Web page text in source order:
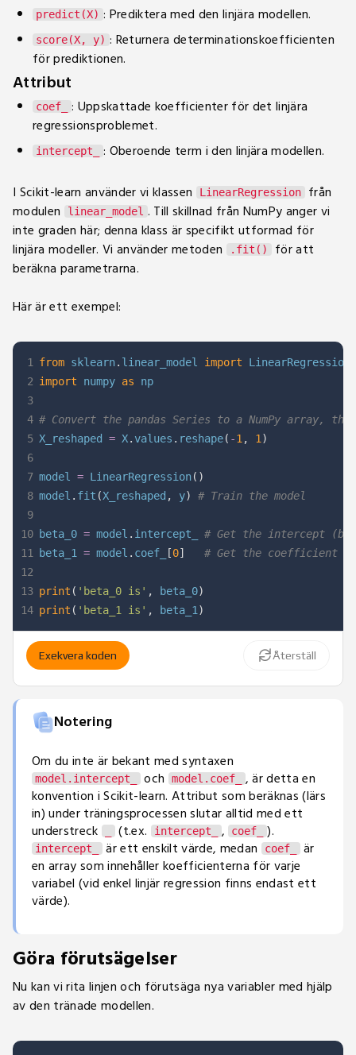
predict(X) : Prediktera med den linjära modellen.
score(X, y) : Returnera determinationskoefficienten
för prediktionen.
Attribut
coef_
: Uppskattade koefficienter för det linjära
regressionsproblemet.
intercept_
: Oberoende term i den linjära modellen.
I Scikit-learn använder vi klassen
LinearRegression
från
modulen
linear_model . Till skillnad från NumPy anger vi
inte graden här; denna klass är specifikt utformad för
linjära modeller. Vi använder metoden
.fit()
för att
beräkna parametrarna.
Här är ett exempel:
1
2
3
4
5
6
7
8
9
10
11
12
13
14
from sklearn. linear_model import
import numpy as
# Convert the pandas Series to a NumPy array,
X_reshaped = X. values . reshape( -1 , 1 )
model = LinearRegression( )
model . fit (X_reshaped , y) # Train the model
beta_0 = model . intercept_ # Get the intercept
beta_1 = model . coef_ [0] # Get the coefficient
print ( 'beta_0 is' , beta_0)
print ( 'beta_1 is' , beta_1 )
Exekvera koden Återställ
Notering
Om du inte är bekant med syntaxen
model.intercept_ och model.coef_
, är detta en
konvention i Scikit-learn. Attribut som beräknas (lärs
in) under träningsprocessen slutar alltid med ett
understreck
(t.ex. intercept_ , coef_ ).
intercept_ är ett enskilt värde, medan coef_
är
en array som innehåller koefficienterna för varje
variabel (vid enkel linjär regression finns endast ett
värde).
Göra förutsägelser
Nu kan vi rita linjen och förutsäga nya variabler med hjälp
av den tränade modellen.